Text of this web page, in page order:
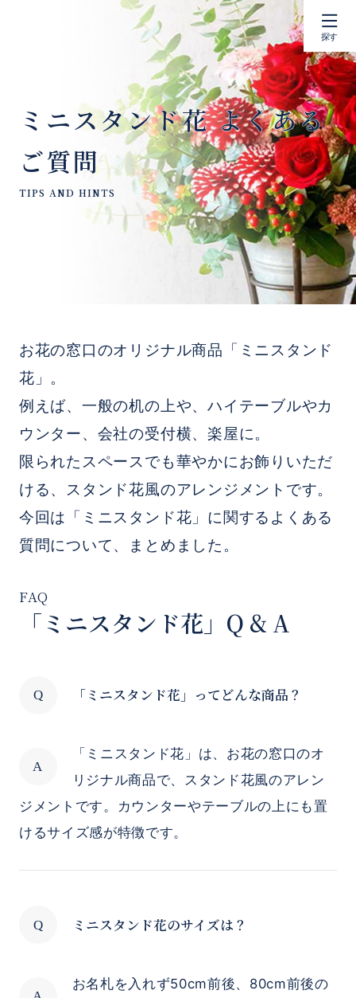
探す
ミニスタンド花 よくある
ご質問
お花の窓口のオリジナル商品「ミニスタンド
花」。
例えば、一般の机の上や、ハイテーブルやカ
ウンター、会社の受付横、楽屋に。
限られたスペースでも華やかにお飾りいただ
ける、スタンド花風のアレンジメントです。
今回は「ミニスタンド花」に関するよくある
質問について、まとめました。
「ミニスタンド花」Q & A
「ミニスタンド花」ってどんな商品？
「ミニスタンド花」は、お花の窓口のオ
リジナル商品で、スタンド花風のアレン
ジメントです。カウンターやテーブルの上にも置
けるサイズ感が特徴です。
ミニスタンド花のサイズは？
お名札を入れず50cm前後、80cm前後の